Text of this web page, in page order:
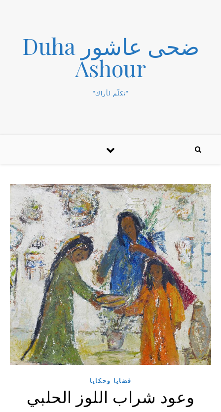
ضحى عاشور Duha
Ashour
"تكلّم لأراك"
قضايا وحكايا
وعود شراب اللوز الحلبي